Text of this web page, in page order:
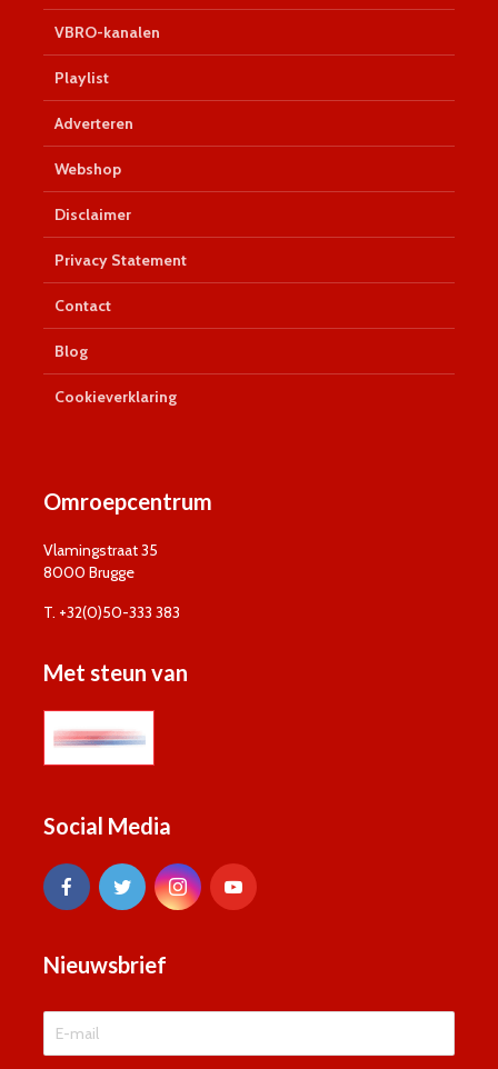
VBRO-kanalen
Playlist
Adverteren
Webshop
Disclaimer
Privacy Statement
Contact
Blog
Cookieverklaring
Omroepcentrum
Vlamingstraat 35
8000 Brugge
T. +32(0)50-333 383
Met steun van
Social Media
Nieuwsbrief